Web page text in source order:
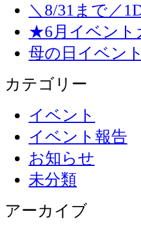
＼8/31まで／
★6月イベン
母の日イベン
カテゴリー
イベント
イベント報告
お知らせ
未分類
アーカイブ